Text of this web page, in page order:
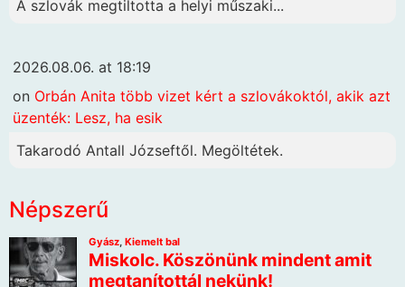
A szlovák megtiltotta a helyi műszaki...
2026.08.06. at 18:19
on Orbán Anita több vizet kért a szlovákoktól, akik azt
üzenték: Lesz, ha esik
Takarodó Antall Józseftől. Megöltétek.
Népszerű